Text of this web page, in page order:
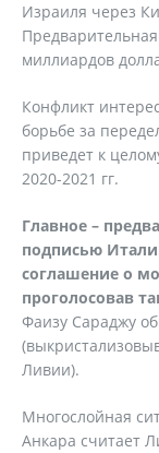
Израиля через
миллиардов
Конфликт
борьбе за
приведет к
2020-2021 гг.
Главное –
подписью
соглашение о
проголосовав
Фаизу Сараджу
Ливии).
Многослойная
Анкара считает